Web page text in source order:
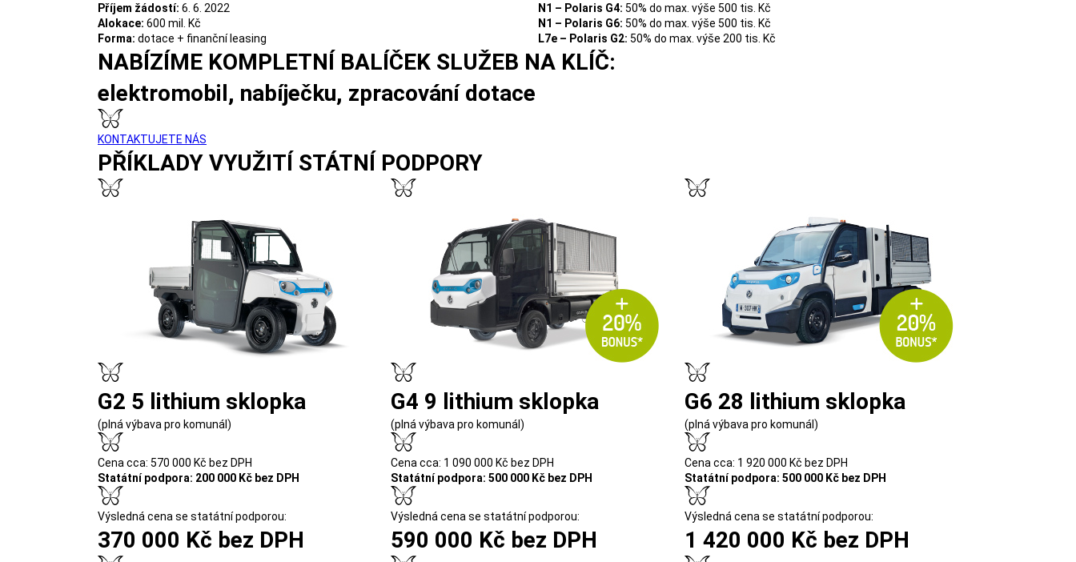
Příjem žádostí: 6. 6. 2022
Alokace: 600 mil. Kč
Forma: dotace + finanční leasing
N1 – Polaris G4: 50% do max. výše 500 tis. Kč
N1 – Polaris G6: 50% do max. výše 500 tis. Kč
L7e – Polaris G2: 50% do max. výše 200 tis. Kč
NABÍZÍME KOMPLETNÍ BALÍČEK SLUŽEB NA KLÍČ:
elektromobil, nabíječku, zpracování dotace
KONTAKTUJETE NÁS
PŘÍKLADY VYUŽITÍ STÁTNÍ PODPORY
G2 5 lithium sklopka
(plná výbava pro komunál)
Cena cca: 570 000 Kč bez DPH
Statátní podpora: 200 000 Kč bez DPH
Výsledná cena se statátní podporou:
370 000 Kč bez DPH
G4 9 lithium sklopka
(plná výbava pro komunál)
Cena cca: 1 090 000 Kč bez DPH
Statátní podpora: 500 000 Kč bez DPH
Výsledná cena se statátní podporou:
590 000 Kč bez DPH
G6 28 lithium sklopka
(plná výbava pro komunál)
Cena cca: 1 920 000 Kč bez DPH
Statátní podpora: 500 000 Kč bez DPH
Výsledná cena se statátní podporou:
1 420 000 Kč bez DPH